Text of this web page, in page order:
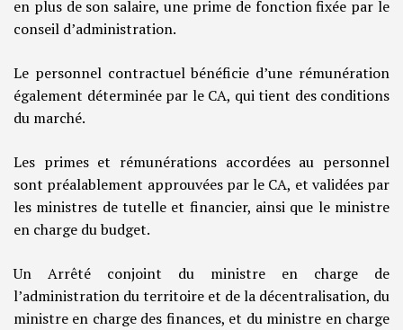
en plus de son salaire, une prime de fonction fixée par le
conseil d’administration.
Le personnel contractuel bénéficie d’une rémunération
également déterminée par le CA, qui tient des conditions
du marché.
Les primes et rémunérations accordées au personnel
sont préalablement approuvées par le CA, et validées par
les ministres de tutelle et financier, ainsi que le ministre
en charge du budget.
Un Arrêté conjoint du ministre en charge de
l’administration du territoire et de la décentralisation, du
ministre en charge des finances, et du ministre en charge